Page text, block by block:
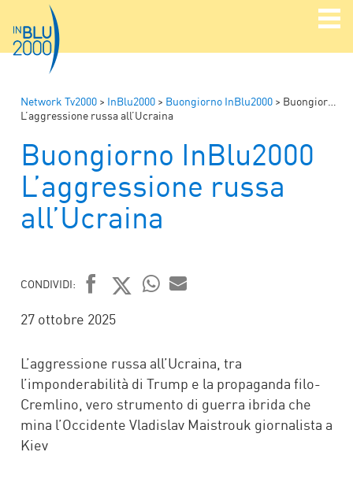
Network Tv2000 > InBlu2000 > Buongiorno InBlu2000 > Buongiorno InBlu2000
L’aggressione russa all’Ucraina
Buongiorno InBlu2000
L’aggressione russa
all’Ucraina
CONDIVIDI:
FACEBOOK
TWITTER
27 ottobre 2025
L’aggressione russa all’Ucraina, tra
l’imponderabilità di Trump e la propaganda filo-
Cremlino, vero strumento di guerra ibrida che
mina l’Occidente Vladislav Maistrouk giornalista a
Kiev